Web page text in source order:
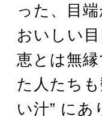
った、目
おいしい
恵とは無
た人たち
い汁” に